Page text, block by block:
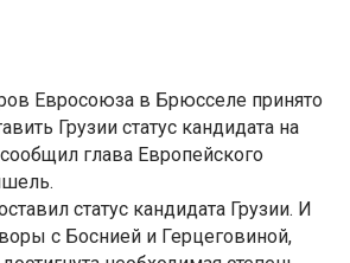
Евросоюза в Брюсселе принято
Грузии статус кандидата на
глава Европейского
статус кандидата Грузии. И
с Боснией и Герцеговиной,